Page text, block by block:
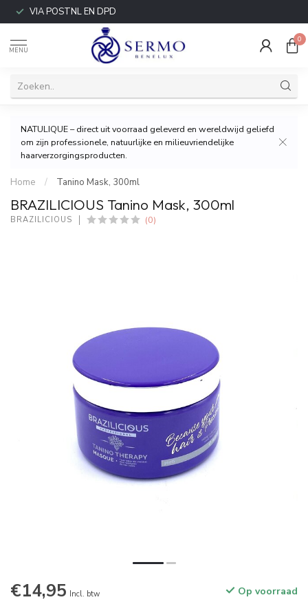
VIA POSTNL EN DPD
MENU
0
NATULIQUE – direct uit voorraad geleverd en wereldwijd geliefd
om zijn professionele, natuurlijke en milieuvriendelijke
haarverzorgingsproducten.
Home / Tanino Mask, 300ml
BRAZILICIOUS Tanino Mask, 300ml
BRAZILICIOUS (0)
€14,95 Incl. btw Op voorraad